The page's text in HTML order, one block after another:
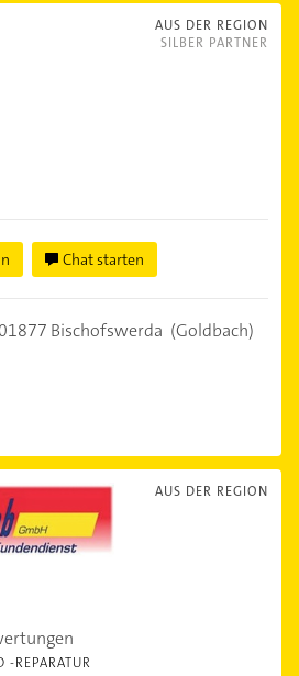
AUS DER REGION
SILBER PARTNER
Chat starten
01877 Bischofswerda (Goldbach)
AUS DER REGION
-REPARATUR